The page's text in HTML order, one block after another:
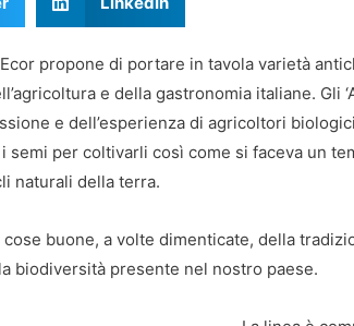
propone di portare in tavola varietà
e della gastronomia italiane. Gli
e dell’esperienza di agricoltori
per coltivarli così come si faceva un
naturali della terra.
buone, a volte dimenticate, della
biodiversità presente nel nostro paese.